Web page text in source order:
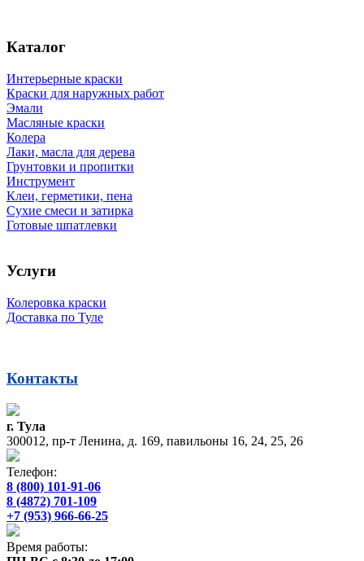
Каталог
Интерьерные краски
Краски для наружных работ
Эмали
Масляные краски
Колера
Лаки, масла для дерева
Грунтовки и пропитки
Инструмент
Клеи, герметики, пена
Сухие смеси и затирка
Готовые шпатлевки
Услуги
Колеровка краски
Доставка по Туле
Контакты
г. Тула
300012, пр-т Ленина, д. 169, павильоны 16, 24, 25, 26
Телефон:
8 (800) 101-91-06
8 (4872) 701-109
+7 (953) 966-66-25
Время работы: